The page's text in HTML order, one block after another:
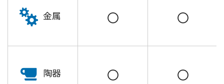
金属 〇 〇
陶器 〇 〇